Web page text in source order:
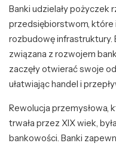
Banki udzielały pożyczek
przedsiębiorstwom, które
rozbudowę infrastruktury.
związana z rozwojem
zaczęły otwierać swoje
ułatwiając handel i
Rewolucja przemysłowa,
trwała przez XIX wiek,
bankowości. Banki